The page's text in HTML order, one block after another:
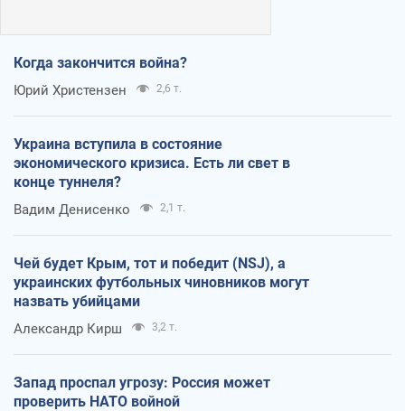
Когда закончится война?
Юрий Христензен 2,6 т.
Украина вступила в состояние
экономического кризиса. Есть ли свет в
конце туннеля?
Вадим Денисенко 2,1 т.
Чей будет Крым, тот и победит (NSJ), а
украинских футбольных чиновников могут
назвать убийцами
Александр Кирш 3,2 т.
Запад проспал угрозу: Россия может
проверить НАТО войной